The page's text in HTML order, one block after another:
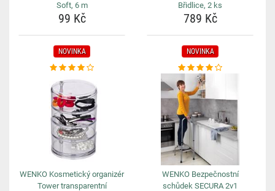
Soft, 6 m
99 Kč
Břidlice, 2 ks
789 Kč
NOVINKA
WENKO Kosmetický organizér
Tower transparentní
NOVINKA
WENKO Bezpečnostní
schůdek SECURA 2v1